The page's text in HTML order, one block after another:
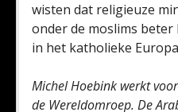
wisten dat religieuze
onder de moslims beter
in het katholieke
Michel Hoebink werkt
de Wereldomroep. De